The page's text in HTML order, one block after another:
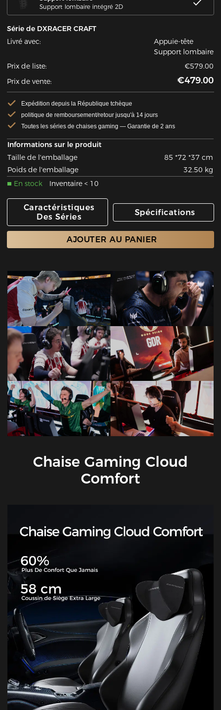
Support lombaire intégré 2D
Série de DXRACER CRAFT
Livré avec:
Appuie-tête
Support lombaire
Prix de liste:
€579.00
Prix de vente:
€479.00
Expédition depuis la République tchèque
politique de remboursement/retour jusqu'à 14 jours
Toutes les séries de chaises gaming — Garantie de 2 ans
Informations sur le produit
Taille de l'emballage
85 *72 *37 cm
Poids de l'emballage
32.50 kg
En stock
Inventaire < 10
Caractéristiques
Des Séries
Spécifications
AJOUTER AU PANIER
Chaise Gaming Cloud
Comfort